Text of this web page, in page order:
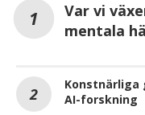
Var vi
mentala
AI-forskning